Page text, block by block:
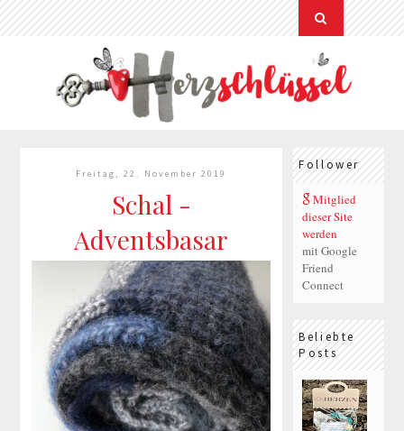
Freitag, 22. November 2019
Schal -
Adventsbasar
Follower
Mitglied
dieser Site
werden
mit Google
Friend
Connect
Beliebte
Posts